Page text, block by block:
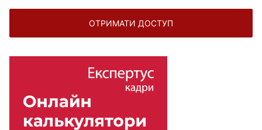
ОТРИМАТИ ДОСТУП